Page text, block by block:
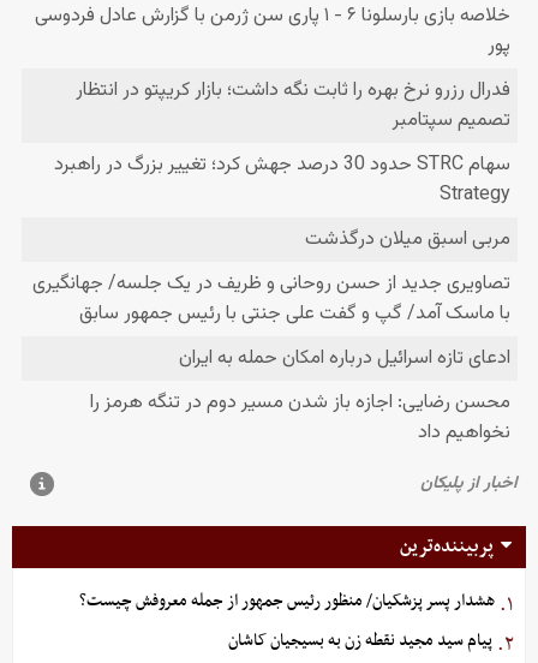
پربیننده‌ترین
۱. هشدار پسر پزشکیان/ منظور رئیس جمهور از جمله معروفش چیست؟
۲. پیام سید مجید نقطه زن به بسیجیان کاشان